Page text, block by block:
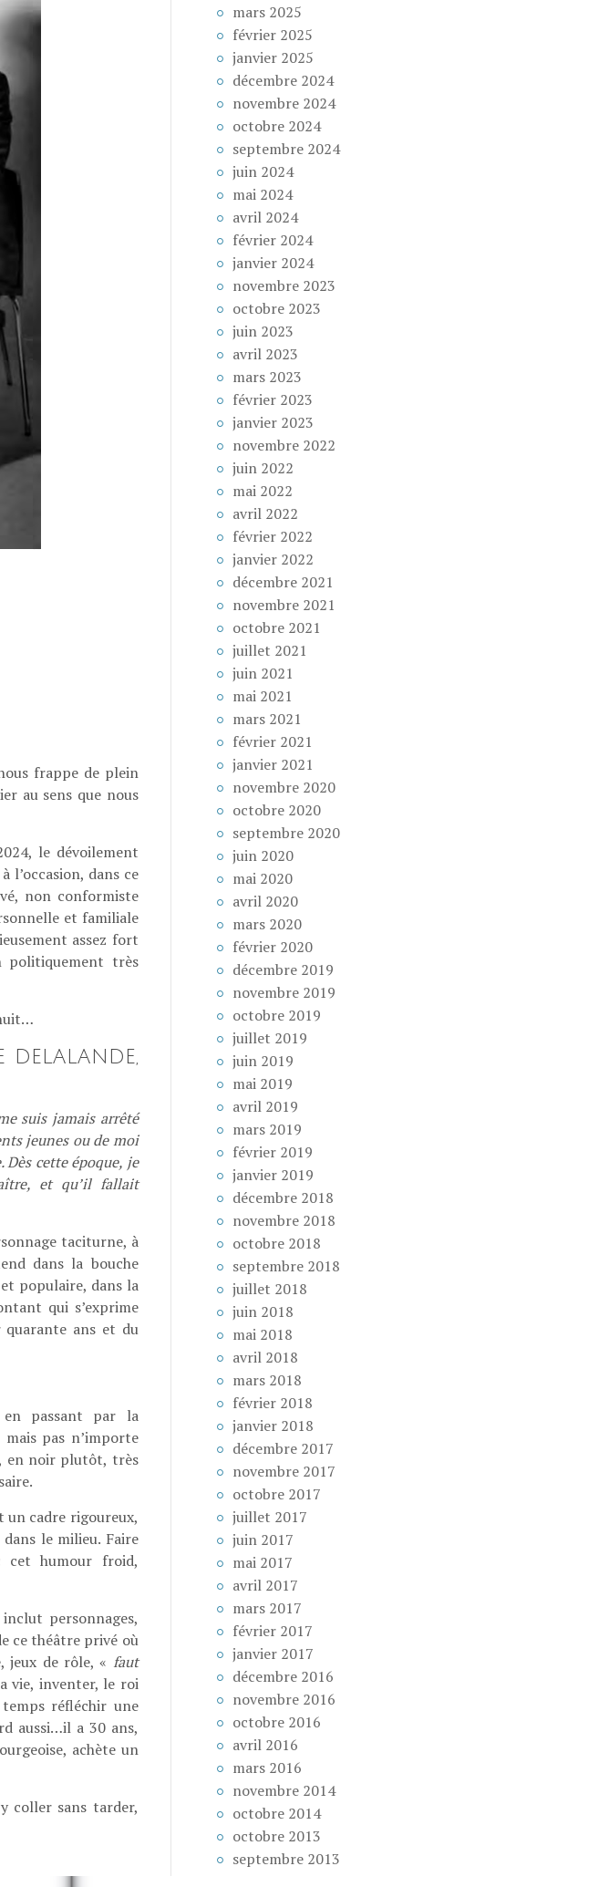
frappe de plein
au sens que nous
le dévoilement
l’occasion, dans ce
non conformiste
et familiale
assez fort
politiquement très
DELALANDE,
suis jamais arrêté
jeunes ou de moi
cette époque, je
et qu’il fallait
taciturne, à
dans la bouche
populaire, dans la
qui s’exprime
quarante ans et du
en passant par la
pas n’importe
en noir plutôt, très
cadre rigoureux,
le milieu. Faire
cet humour froid,
personnages,
ce théâtre privé où
jeux de rôle, « faut
vie, inventer, le roi
réfléchir une
aussi…il a 30 ans,
achète un
coller sans tarder,
mars 2025
février 2025
janvier 2025
décembre 2024
novembre 2024
octobre 2024
septembre 2024
juin 2024
mai 2024
avril 2024
février 2024
janvier 2024
novembre 2023
octobre 2023
juin 2023
avril 2023
mars 2023
février 2023
janvier 2023
novembre 2022
juin 2022
mai 2022
avril 2022
février 2022
janvier 2022
décembre 2021
novembre 2021
octobre 2021
juillet 2021
juin 2021
mai 2021
mars 2021
février 2021
janvier 2021
novembre 2020
octobre 2020
septembre 2020
juin 2020
mai 2020
avril 2020
mars 2020
février 2020
décembre 2019
novembre 2019
octobre 2019
juillet 2019
juin 2019
mai 2019
avril 2019
mars 2019
février 2019
janvier 2019
décembre 2018
novembre 2018
octobre 2018
septembre 2018
juillet 2018
juin 2018
mai 2018
avril 2018
mars 2018
février 2018
janvier 2018
décembre 2017
novembre 2017
octobre 2017
juillet 2017
juin 2017
mai 2017
avril 2017
mars 2017
février 2017
janvier 2017
décembre 2016
novembre 2016
octobre 2016
avril 2016
mars 2016
novembre 2014
octobre 2014
octobre 2013
septembre 2013